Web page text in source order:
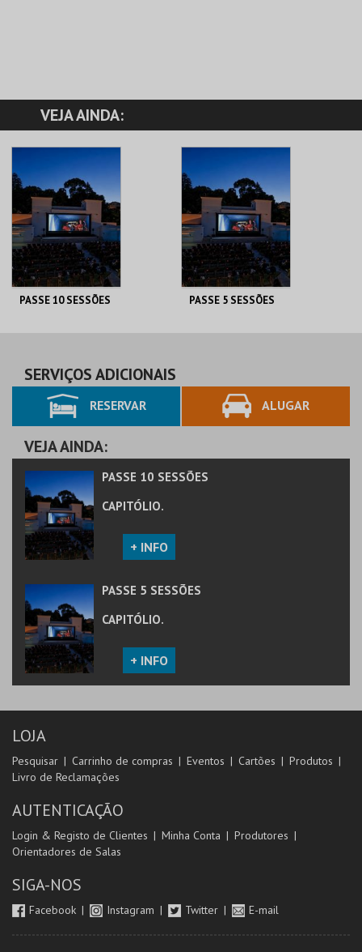
VEJA AINDA:
PASSE 10 SESSÕES
AQUISIÇÃO
MAIS INFO
COMPRAR
PASSE 5 SESSÕES
MAIS INFO
SERVIÇOS ADICIONAIS
RESERVAR ALUGAR
VEJA AINDA:
PASSE 10 SESSÕES
CAPITÓLIO.
+ INFO
PASSE 5 SESSÕES
CAPITÓLIO.
+ INFO
LOJA
Pesquisar Carrinho de compras Eventos Cartões
Produtos
Livro de Reclamações
AUTENTICAÇÃO
Login & Registo de Clientes Minha Conta
Produtores
Orientadores de Salas
SIGA-NOS
Facebook Instagram Twitter E-mail